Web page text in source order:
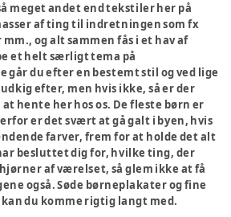
meget andet end tekstiler her på
af ting til indretningen som fx
og alt sammen fås i et hav af
et helt særligt tema på
går du efter en bestemt stil og ved lige
efter, men hvis ikke, så er der
hente her hos os. De fleste børn er
er det svært at gå galt i byen, hvis
farver, frem for at holde det alt
besluttet dig for, hvilke ting, der
af værelset, så glem ikke at få
også. Søde børneplakater og fine
du komme rigtig langt med.